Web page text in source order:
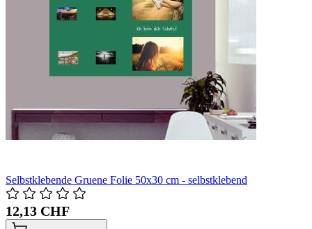
Selbstklebende Gruene Folie 50x30 cm - selbstklebend
12,13 CHF